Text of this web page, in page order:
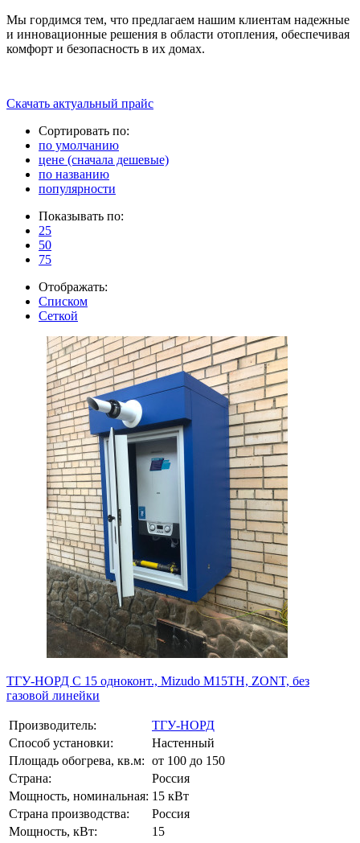
Мы гордимся тем, что предлагаем нашим клиентам надежные
и инновационные решения в области отопления, обеспечивая
комфорт и безопасность в их домах.
Скачать актуальный прайс
Сортировать по:
по умолчанию
цене (сначала дешевые)
по названию
популярности
Показывать по:
25
50
75
Отображать:
Списком
Сеткой
ТГУ-НОРД С 15 одноконт., Mizudo M15TH, ZONT, без
газовой линейки
Производитель:
ТГУ-НОРД
Способ установки:
Настенный
Площадь обогрева, кв.м: от 100 до 150
Страна:
Россия
Мощность, номинальная: 15 кВт
Страна производства:
Россия
Мощность, кВт:
15